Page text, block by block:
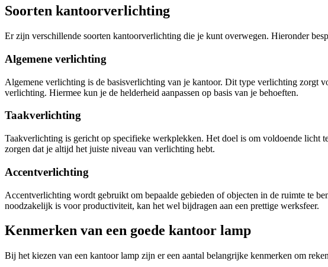
Soorten kantoorverlichting
Er zijn verschillende soorten kantoorverlichting die je kunt overwegen. Hieronder
Algemene verlichting
Algemene verlichting is de basisverlichting van je kantoor. Dit type verlichting zorgt
verlichting. Hiermee kun je de helderheid aanpassen op basis van je behoeften.
Taakverlichting
Taakverlichting is gericht op specifieke werkplekken. Het doel is om voldoende licht
zorgen dat je altijd het juiste niveau van verlichting hebt.
Accentverlichting
Accentverlichting wordt gebruikt om bepaalde gebieden of objecten in de ruimte te
noodzakelijk is voor productiviteit, kan het wel bijdragen aan een prettige werksfeer.
Kenmerken van een goede kantoor lamp
Bij het kiezen van een kantoor lamp zijn er een aantal belangrijke kenmerken om